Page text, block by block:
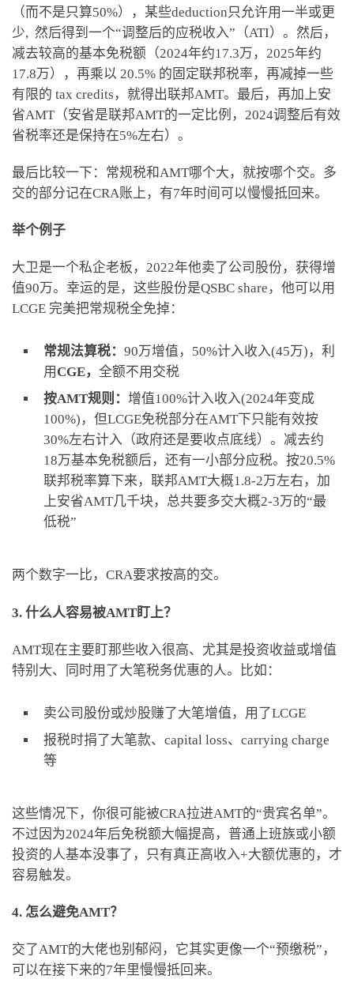
（而不是只算50%），某些deduction只允许用一半或更
少, 然后得到一个“调整后的应税收入”（ATI）。然后，
减去较高的基本免税额（2024年约17.3万，2025年约
17.8万），再乘以 20.5% 的固定联邦税率，再减掉一些
有限的 tax credits，就得出联邦AMT。最后，再加上安
省AMT（安省是联邦AMT的一定比例，2024调整后有效
省税率还是保持在5%左右）。
最后比较一下：常规税和AMT哪个大，就按哪个交。多
交的部分记在CRA账上，有7年时间可以慢慢抵回来。
举个例子
大卫是一个私企老板，2022年他卖了公司股份，获得增
值90万。幸运的是，这些股份是QSBC share，他可以用
LCGE 完美把常规税全免掉：
常规法算税： 90万增值，50%计入收入(45万)，利
用CGE， 全额不用交税
按AMT规则： 增值100%计入收入(2024年变成
100%)，但LCGE免税部分在AMT下只能有效按
30%左右计入（政府还是要收点底线）。减去约
18万基本免税额后，还有一小部分应税。按20.5%
联邦税率算下来，联邦AMT大概1.8-2万左右，加
上安省AMT几千块，总共要多交大概2-3万的“最
低税”
两个数字一比，CRA要求按高的交。
3. 什么人容易被AMT盯上？
AMT现在主要盯那些收入很高、尤其是投资收益或增值
特别大、同时用了大笔税务优惠的人。比如：
卖公司股份或炒股赚了大笔增值，用了LCGE
报税时捐了大笔款、capital loss、carrying charge
等
这些情况下，你很可能被CRA拉进AMT的“贵宾名单”。
不过因为2024年后免税额大幅提高，普通上班族或小额
投资的人基本没事了，只有真正高收入+大额优惠的，才
容易触发。
4. 怎么避免AMT？
交了AMT的大佬也别郁闷，它其实更像一个“预缴税”，
可以在接下来的7年里慢慢抵回来。